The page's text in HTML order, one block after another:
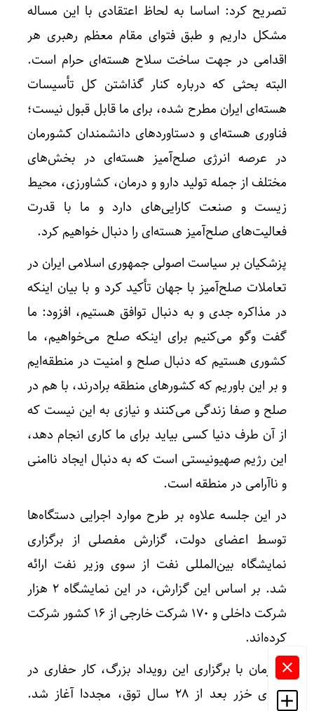
تصریح کرد: اساسا به لحاظ اعتقادی با این مساله
مشکل داریم و طبق فتوای مقام معظم رهبری هر
اقدامی در جهت ساخت سلاح هسته‌ای حرام است.
البته بحثی که درباره کنار گذاشتن کل تأسیسات
هسته‌ای ایران مطرح شده، برای ما قابل قبول نیست؛
فناوری هسته‌ای و دستاوردهای دانشمندان کشورمان
در عرصه انرژی صلح‌آمیز هسته‌ای در بخش‌های
مختلف از جمله تولید دارو و درمان، کشاورزی، محیط
زیست و صنعت کارایی‌های دارد و ما با قدرت
فعالیت‌های صلح‌آمیز هسته‌ای را دنبال خواهیم کرد.
پزشکیان بر سیاست اصولی جمهوری اسلامی ایران در
تعاملات صلح‌آمیز با جهان تأکید کرد و با بیان اینکه
در مذاکره جدی و به دنبال توافق هستیم، افزود: ما
گفت وگو می‌کنیم برای اینکه صلح می‌خواهیم، ما
کشوری هستیم که دنبال صلح و امنیت در منطقه‌ایم
و بر این باوریم که کشورهای منطقه برادرند، با هم در
صلح و صفا زندگی می‌کنند و نیازی به این نیست که
از آن طرف دنیا کسی بیاید برای ما کاری انجام دهد،
این رژیم صهیونیستی است که به دنبال ایجاد ناامنی
و ناآرامی در منطقه است.
در این جلسه علاوه بر طرح موارد اجرایی دستگاه‌ها
توسط اعضای دولت، گزارش مفصلی از برگزاری
نمایشگاه بین‌المللی نفت از سوی وزیر نفت ارائه
شد. بر اساس این گزارش، در این نمایشگاه ۲ هزار
شرکت داخلی و ۱۷۰ شرکت خارجی از ۱۶ کشور شرکت
کرده‌اند.
همزمان با برگزاری این رویداد بزرگ، کار حفاری در
دریای خزر بعد از ۲۸ سال توق، مجددا آغاز شد.